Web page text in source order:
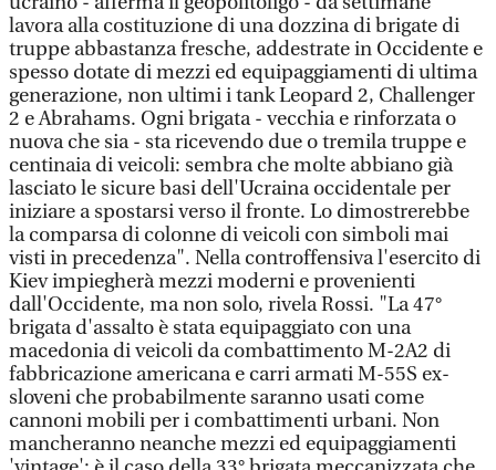
lavora alla costituzione di una dozzina di brigate di
truppe abbastanza fresche, addestrate in Occidente e
spesso dotate di mezzi ed equipaggiamenti di ultima
generazione, non ultimi i tank Leopard 2, Challenger
2 e Abrahams. Ogni brigata - vecchia e rinforzata o
nuova che sia - sta ricevendo due o tremila truppe e
centinaia di veicoli: sembra che molte abbiano già
lasciato le sicure basi dell'Ucraina occidentale per
iniziare a spostarsi verso il fronte. Lo dimostrerebbe
la comparsa di colonne di veicoli con simboli mai
visti in precedenza". Nella controffensiva l'esercito di
Kiev impiegherà mezzi moderni e provenienti
dall'Occidente, ma non solo, rivela Rossi. "La 47°
brigata d'assalto è stata equipaggiato con una
macedonia di veicoli da combattimento M-2A2 di
fabbricazione americana e carri armati M-55S ex-
sloveni che probabilmente saranno usati come
cannoni mobili per i combattimenti urbani. Non
mancheranno neanche mezzi ed equipaggiamenti